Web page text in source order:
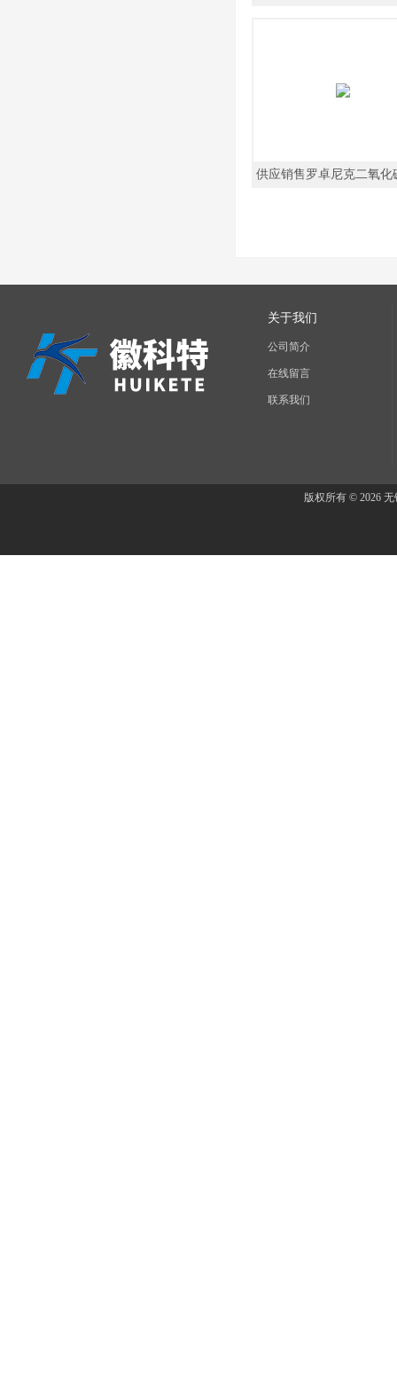
供应销售罗卓尼克二氧化
关于我们
公司简介
在线留言
联系我们
版权所有 © 2026